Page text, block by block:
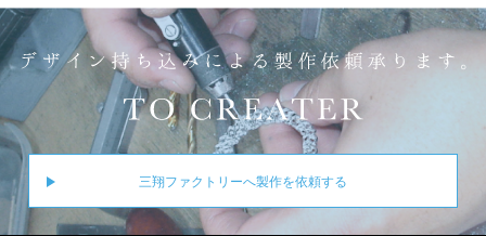
三翔ファクトリーへ製作を依頼する